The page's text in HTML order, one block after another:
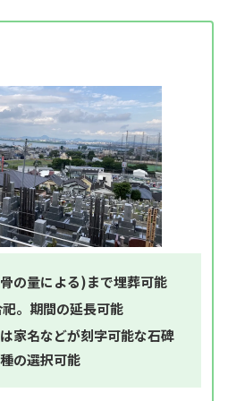
の量による)まで埋葬可能
。期間の延長可能
家名などが刻字可能な石碑
の選択可能